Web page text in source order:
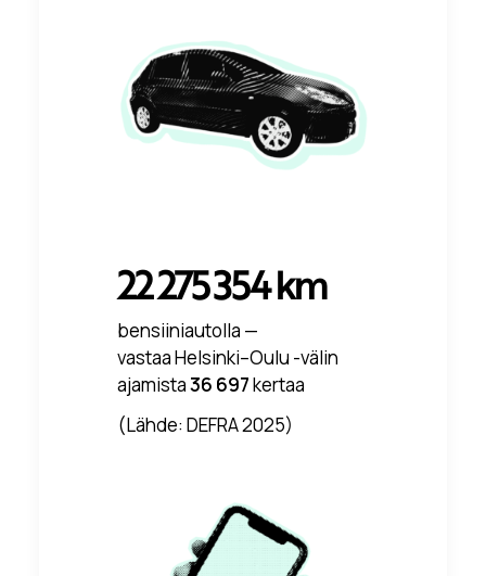
22 275 354 km
bensiiniautolla —
vastaa Helsinki–Oulu -välin
ajamista36 697kertaa
(Lähde: DEFRA 2025)